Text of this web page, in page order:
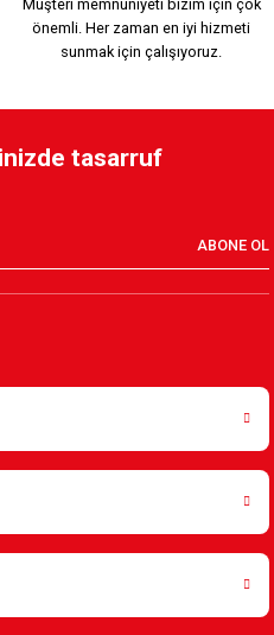
Müşteri memnuniyeti bizim için çok
önemli. Her zaman en iyi hizmeti
sunmak için çalışıyoruz.
tasarruf
ABONE OL